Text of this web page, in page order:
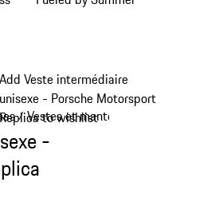
Add Veste intermédiaire
unisexe - Porsche Motorsport
Replica to wishlist
/Vestes et manteaux
-